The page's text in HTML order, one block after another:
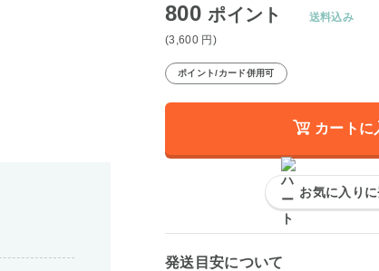
800ポイント
(3,600 円 )
送料込み
ポイント/カード併用可
カートに
お気に入り
発送目安について